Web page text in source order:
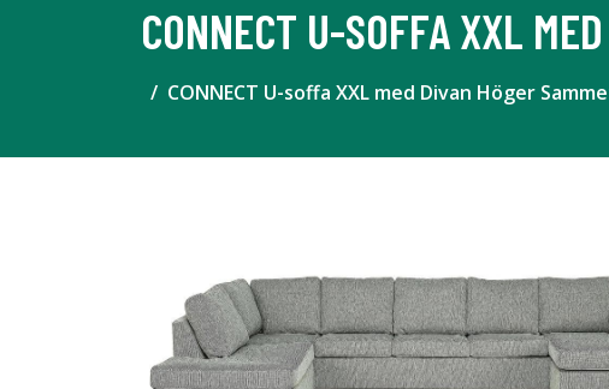
CONNECT U-SOFFA XXL
CONNECT U-soffa XXL med Divan Höger